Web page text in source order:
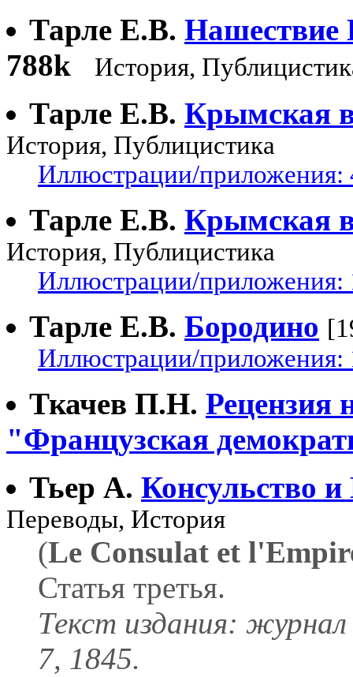
Тарле Е.В. Нашествие
788k
История,
Тарле Е.В. Крымская
История, Публицистика
Иллюстрации/приложения:
Тарле Е.В. Крымская
История, Публицистика
Иллюстрации/приложения:
Тарле Е.В. Бородино
Иллюстрации/приложения:
Ткачев П.Н. Рецензия
"Французская
Тьер А. Консульство
Переводы, История
(Le Consulat et
Статья третья.
Текст издания:
7, 1845.